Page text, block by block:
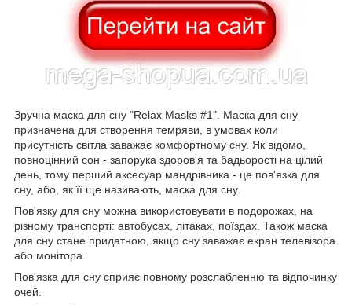
Зручна маска для сну "Relax Masks #1". Маска для сну
призначена для створення темряви, в умовах коли
присутність світла заважає комфортному сну. Як відомо,
повноцінний сон - запорука здоров'я та бадьорості на цілий
день, тому перший аксесуар мандрівника - це пов'язка для
сну, або, як її ще називають, маска для сну.
Пов'язку для сну можна використовувати в подорожах, на
різному транспорті: автобусах, літаках, поїздах. Також маска
для сну стане придатною, якщо сну заважає екран телевізора
або монітора.
Пов'язка для сну сприяє повному розслабленню та відпочинку
очей.